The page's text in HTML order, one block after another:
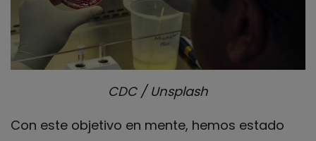
CDC / Unsplash
Con este objetivo en mente, hemos estado